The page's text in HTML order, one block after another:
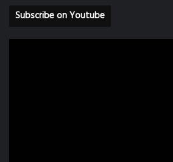
Subscribe on Youtube